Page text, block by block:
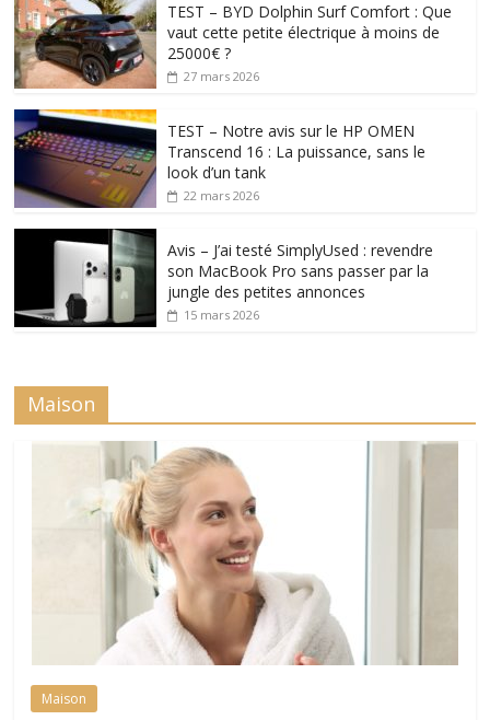
TEST – BYD Dolphin Surf Comfort : Que
vaut cette petite électrique à moins de
25000€ ?
27 mars 2026
TEST – Notre avis sur le HP OMEN
Transcend 16 : La puissance, sans le
look d’un tank
22 mars 2026
Avis – J’ai testé SimplyUsed : revendre
son MacBook Pro sans passer par la
jungle des petites annonces
15 mars 2026
Maison
Maison